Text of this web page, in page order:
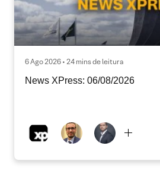
6 Ago 2026 • 24 mins de leitura
News XPress: 06/08/2026